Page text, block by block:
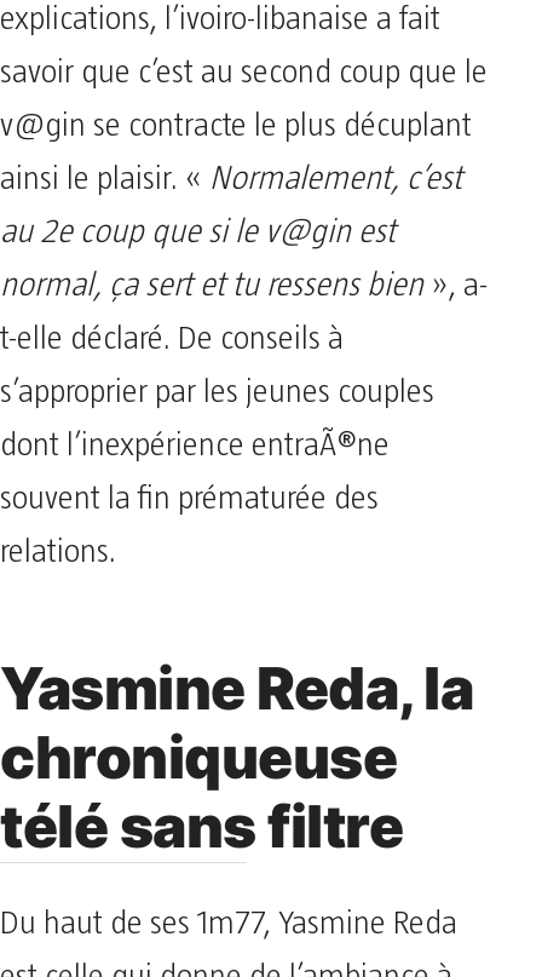
explications, l’ivoiro-libanaise a fait
savoir que c’est au second coup que le
v@gin se contracte le plus décuplant
ainsi le plaisir. « Normalement, c’est
au 2e coup que si le v@gin est
normal, ça sert et tu ressens bien», a-
t-elle déclaré. De conseils à
s’approprier par les jeunes couples
dont l’inexpérience entraÃ®ne
souvent la fin prématurée des
relations.
Yasmine Reda, la
chroniqueuse
télé sans filtre
Du haut de ses 1m77, Yasmine Reda